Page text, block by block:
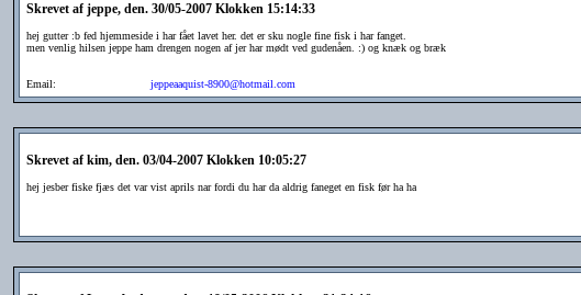
Skrevet af jeppe, den. 30/05-2007 Klokken 15:14:33
hej gutter :b fed hjemmeside i har fået lavet her. det er sku nogle fine fisk i har fanget.
men venlig hilsen jeppe ham drengen nogen af jer har mødt ved gudenåen. :) og knæk og bræk
Email: jeppeaaquist-8900@hotmail.com
Skrevet af kim, den. 03/04-2007 Klokken 10:05:27
hej jesber fiske fjæs det var vist aprils nar fordi du har da aldrig faneget en fisk før ha ha